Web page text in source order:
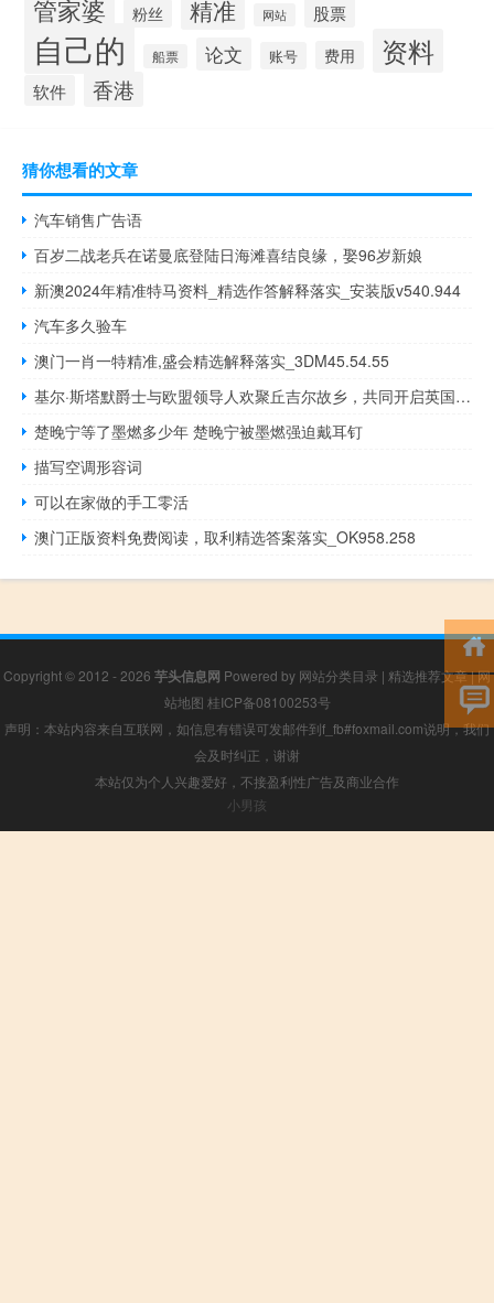
管家婆 粉丝 精准 网站 股票
自己的 船票 论文 账号 费用 资料
软件 香港
猜你想看的文章
汽车销售广告语
百岁二战老兵在诺曼底登陆日海滩喜结良缘，娶96岁新娘
新澳2024年精准特马资料_精选作答解释落实_安装版v540.944
汽车多久验车
澳门一肖一特精准,盛会精选解释落实_3DM45.54.55
基尔·斯塔默爵士与欧盟领导人欢聚丘吉尔故乡，共同开启英国脱欧新篇章
楚晚宁等了墨燃多少年 楚晚宁被墨燃强迫戴耳钉
描写空调形容词
可以在家做的手工零活
澳门正版资料免费阅读，取利精选答案落实_OK958.258
Copyright © 2012 - 2026 芋头信息网 Powered by 网站分类目录 | 精选推荐文章|网
站地图 桂ICP备08100253号
声明：本站内容来自互联网，如信息有错误可发邮件到f_fb#foxmail.com说明，我们
会及时纠正，谢谢
本站仅为个人兴趣爱好，不接盈利性广告及商业合作
小男孩